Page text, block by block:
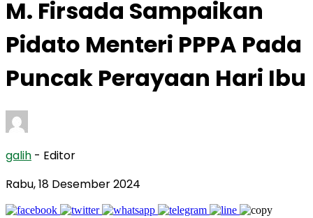
M. Firsada Sampaikan
Pidato Menteri PPPA Pada
Puncak Perayaan Hari Ibu
galih - Editor
Rabu, 18 Desember 2024